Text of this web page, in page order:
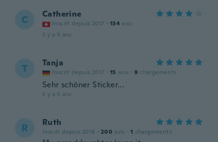
C Catherine
Inscrit depuis 2017 · 134 avis
il y a 5 ans
T Tanja
Inscrit depuis 2017 · 15 avis · 9 chargements
Sehr schöner Sticker...
il y a 5 ans
R Ruth
Inscrit depuis 2018 · 200 avis · 1 chargements